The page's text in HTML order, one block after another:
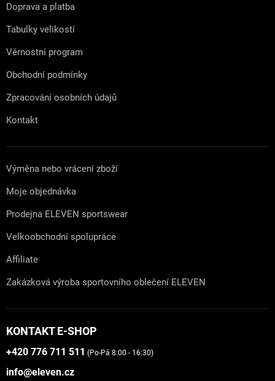
Doprava a platba
Tabulky velikostí
Věrnostní program
Obchodní podmínky
Zpracování osobních údajů
Kontakt
Výměna nebo vrácení zboží
Moje objednávka
Prodejna ELEVEN sportswear
Velkoobchodní spolupráce
Affiliate
Zakázková výroba sportovního oblečení ELEVEN
KONTAKT E-SHOP
+420 776 711 511 (Po-Pá 8:00 - 16:30)
info@eleven.cz